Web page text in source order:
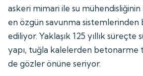
askeri mimari ile su
en özgün savunma sistemlerinden
ediliyor. Yaklaşık 125 yıllık süreçte
yapı, tuğla kalelerden betonarme
de gözler önüne seriyor.